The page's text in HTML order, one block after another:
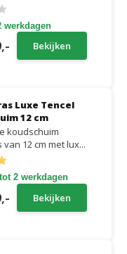
werkdagen
Bekijken
Luxe Tencel
12 cm
koudschuim
12 cm met lux...
2 werkdagen
Bekijken